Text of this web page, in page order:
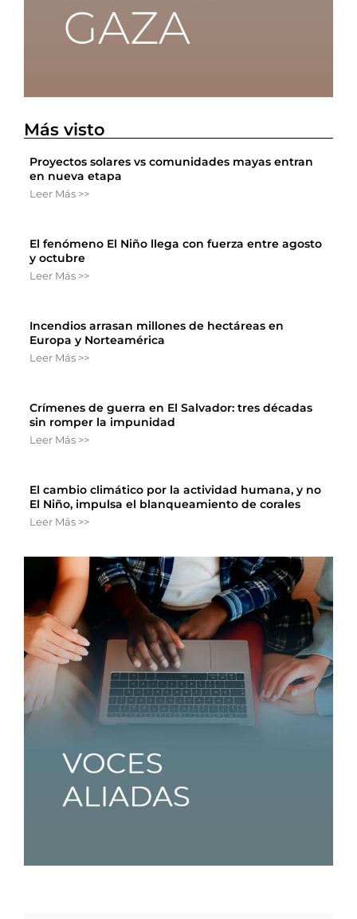
Más visto
Proyectos solares vs comunidades mayas entran
en nueva etapa
Leer Más >>
El fenómeno El Niño llega con fuerza entre agosto
y octubre
Leer Más >>
Incendios arrasan millones de hectáreas en
Europa y Norteamérica
Leer Más >>
Crímenes de guerra en El Salvador: tres décadas
sin romper la impunidad
Leer Más >>
El cambio climático por la actividad humana, y no
El Niño, impulsa el blanqueamiento de corales
Leer Más >>